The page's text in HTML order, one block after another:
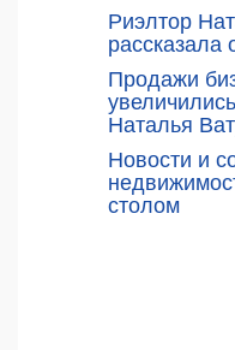
Риэлтор
рассказала
Продажи
Наталья
Новости и
столом